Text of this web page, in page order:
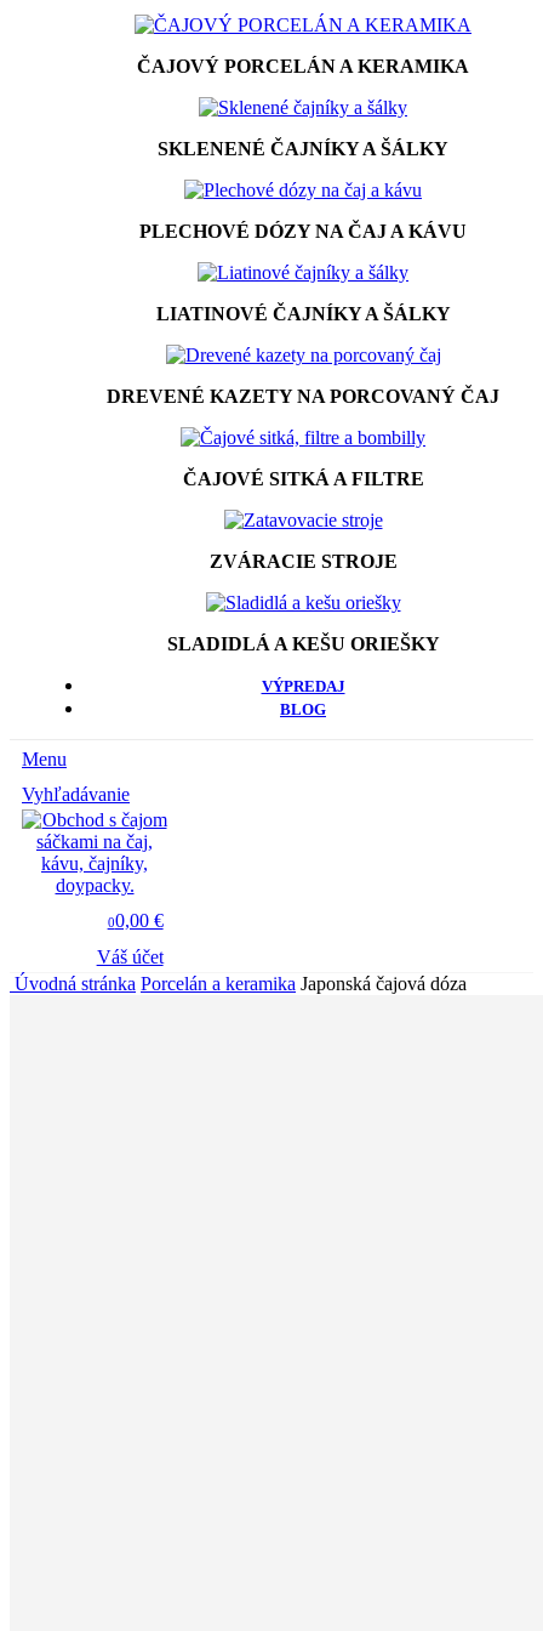
ČAJOVÝ PORCELÁN A KERAMIKA
SKLENENÉ ČAJNÍKY A ŠÁLKY
PLECHOVÉ DÓZY NA ČAJ A KÁVU
LIATINOVÉ ČAJNÍKY A ŠÁLKY
DREVENÉ KAZETY NA PORCOVANÝ ČAJ
ČAJOVÉ SITKÁ A FILTRE
ZVÁRACIE STROJE
SLADIDLÁ A KEŠU ORIEŠKY
VÝPREDAJ
BLOG
Menu
Vyhľadávanie
00,00 €
Váš účet
Úvodná stránka Porcelán a keramika Japonská čajová dóza